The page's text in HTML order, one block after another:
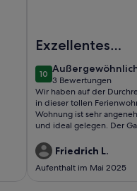
Exzellentes
Stadtquarter
1010 von 10
3 Bewertungen
(3
bewertungen)
Wir haben auf der
in dieser tollen
Wohnung ist sehr
und ideal gelegen. Der
Aus-checken.
Friedrich L.
Aufenthalt im Mai 2025